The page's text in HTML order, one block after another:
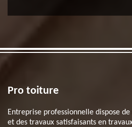
Pro toiture
Entreprise professionnelle dispose
et des travaux satisfaisants en